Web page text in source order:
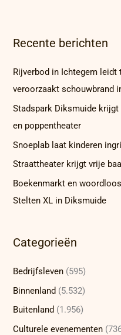
Recente berichten
Rijverbod in Ichtegem
veroorzaakt schouwbrand
Stadspark Diksmuide
en poppentheater
Snoeplab laat kinderen
Straattheater krijgt vrije
Boekenmarkt en
Stelten XL in Diksmuide
Categorieën
Bedrijfsleven (595)
Binnenland (5.532)
Buitenland (1.956)
Culturele evenementen